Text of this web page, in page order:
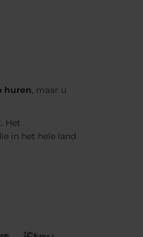
huren, maar u
Het
in het hele land